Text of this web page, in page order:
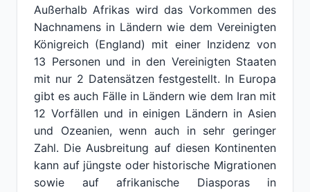
Außerhalb Afrikas wird das Vorkommen des
Nachnamens in Ländern wie dem Vereinigten
Königreich (England) mit einer Inzidenz von
13 Personen und in den Vereinigten Staaten
mit nur 2 Datensätzen festgestellt. In Europa
gibt es auch Fälle in Ländern wie dem Iran mit
12 Vorfällen und in einigen Ländern in Asien
und Ozeanien, wenn auch in sehr geringer
Zahl. Die Ausbreitung auf diesen Kontinenten
kann auf jüngste oder historische Migrationen
sowie auf afrikanische Diasporas in